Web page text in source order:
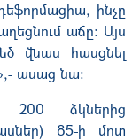
ինչը
աճը։ Այս
վնաս հասցնել
ասաց նա:
200 ձկներից
85-ի մոտ